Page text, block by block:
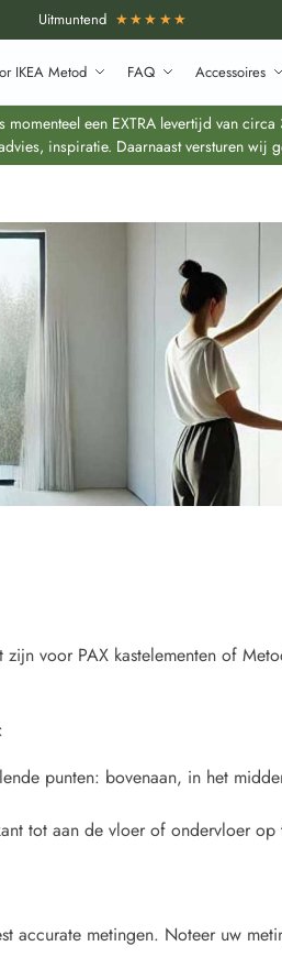
Uitmuntend ★★★★★
IKEA Metod FAQ Accessoires
een EXTRA levertijd van
inspiratie. Daarnaast versturen wij
voor PAX kastelementen of
punten: bovenaan, in het
tot aan de vloer of ondervloer op
accurate metingen. Noteer uw